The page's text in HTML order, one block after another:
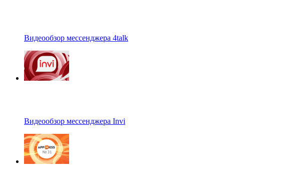
Видеообзор мессенджера 4talk
Видеообзор мессенджера Invi